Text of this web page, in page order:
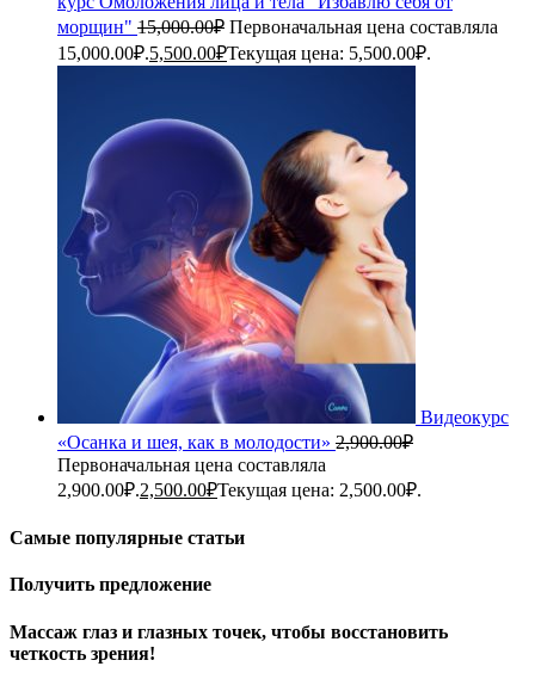
морщин" 15,000.00₽ Первоначальная цена составляла
15,000.00₽.5,500.00₽Текущая цена: 5,500.00₽.
Видеокурс
«Осанка и шея, как в молодости» 2,900.00₽
Первоначальная цена составляла
2,900.00₽.2,500.00₽Текущая цена: 2,500.00₽.
Самые популярные статьи
Получить предложение
Массаж глаз и глазных точек, чтобы восстановить
четкость зрения!